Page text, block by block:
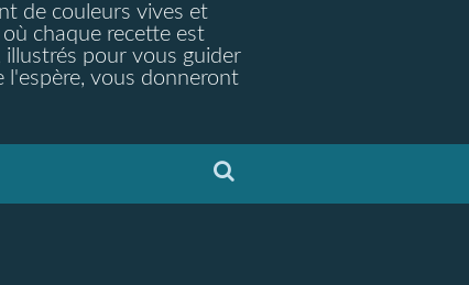
de couleurs vives et
chaque recette est
illustrés pour vous guider
l'espère, vous donneront